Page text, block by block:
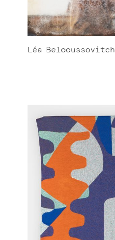
Léa Belooussovitch